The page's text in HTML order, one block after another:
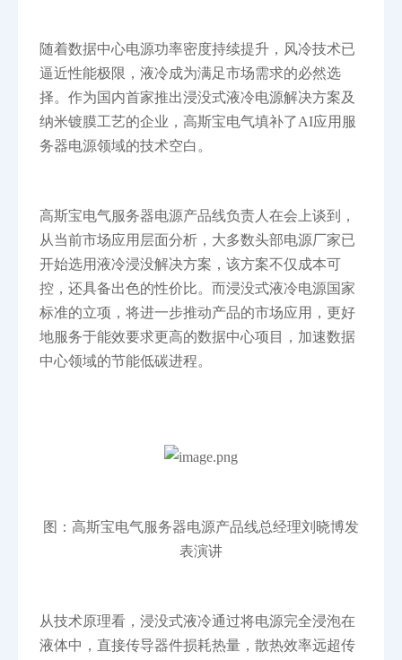
随着数据中心电源功率密度持续提升，风冷技术已
逼近性能极限，液冷成为满足市场需求的必然选
择。作为国内首家推出浸没式液冷电源解决方案及
纳米镀膜工艺的企业，高斯宝电气填补了AI应用服
务器电源领域的技术空白。
高斯宝电气服务器电源产品线负责人在会上谈到，
从当前市场应用层面分析，大多数头部电源厂家已
开始选用液冷浸没解决方案，该方案不仅成本可
控，还具备出色的性价比。而浸没式液冷电源国家
标准的立项，将进一步推动产品的市场应用，更好
地服务于能效要求更高的数据中心项目，加速数据
中心领域的节能低碳进程。
图：高斯宝电气服务器电源产品线总经理刘晓博发
表演讲
从技术原理看，浸没式液冷通过将电源完全浸泡在
液体中，直接传导器件损耗热量，散热效率远超传